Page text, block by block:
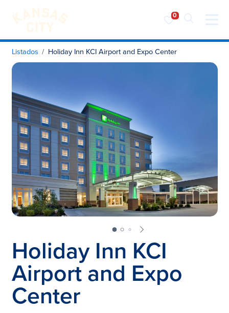
Visita KC
Ir al contenido
Listados Holiday Inn KCI Airport and Expo Center
Holiday Inn KCI
Airport and Expo
Center